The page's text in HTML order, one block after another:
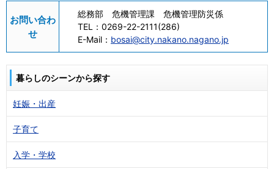
お問い合わ
せ
総務部 危機管理課 危機管理防災係
TEL： 0269-22-2111(286)
E-Mail： bosai@city.nakano.nagano.jp
暮らしのシーンから探す
妊娠・出産
子育て
入学・学校